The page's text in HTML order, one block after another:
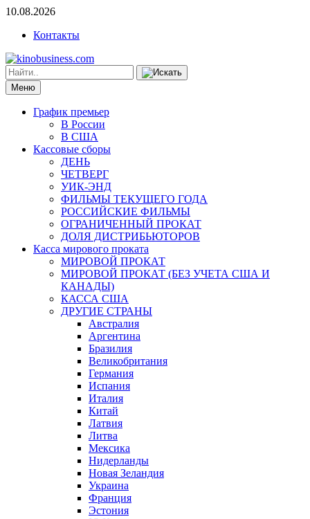
10.08.2026
Контакты
Меню
График премьер
В России
В США
Кассовые сборы
ДЕНЬ
ЧЕТВЕРГ
УИК-ЭНД
ФИЛЬМЫ ТЕКУЩЕГО ГОДА
РОССИЙСКИЕ ФИЛЬМЫ
ОГРАНИЧЕННЫЙ ПРОКАТ
ДОЛЯ ДИСТРИБЬЮТОРОВ
Касса мирового проката
МИРОВОЙ ПРОКАТ
МИРОВОЙ ПРОКАТ (БЕЗ УЧЕТА США И
КАНАДЫ)
КАССА США
ДРУГИЕ СТРАНЫ
Австралия
Аргентина
Бразилия
Великобритания
Германия
Испания
Италия
Китай
Латвия
Литва
Мексика
Нидерланды
Новая Зеландия
Украина
Франция
Эстония